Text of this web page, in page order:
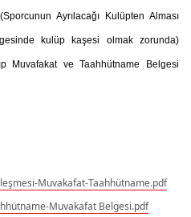
(Sporcunun Ayrılacağı Kulüpten Alması
kulüp kaşesi olmak zorunda)
Muvafakat ve Taahhütname Belgesi
Muvakafat-Taahhütname.pdf
Muvakafat Belgesi.pdf